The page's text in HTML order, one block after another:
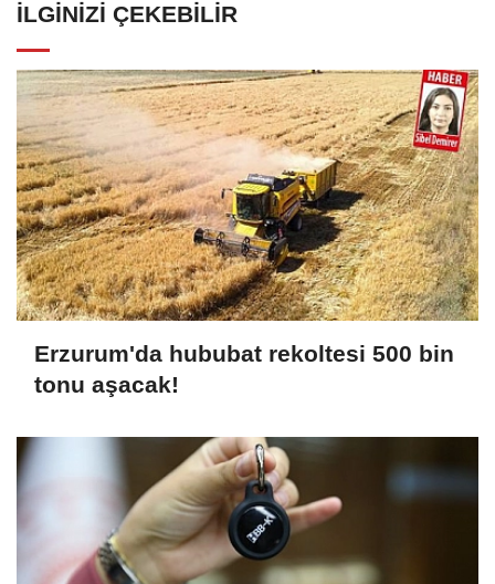
İLGINIZI ÇEKEBILIR
Erzurum'da hububat rekoltesi 500 bin
tonu aşacak!